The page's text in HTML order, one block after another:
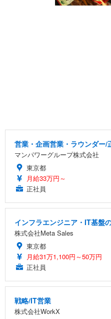
営業・企画営業・ラウンダー
マンパワーグループ株式会社
東京都
月給33万円～
正社員
インフラエンジニア・IT基盤
株式会社Meta Sales
東京都
月給31万1,100円～50万円
正社員
戦略/IT営業
株式会社WorkX